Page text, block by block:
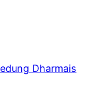
Dharmais